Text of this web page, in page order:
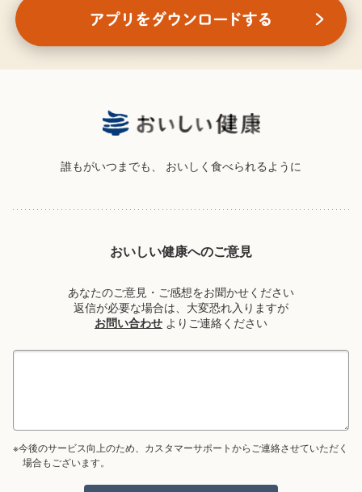
誰もがいつまでも、 おいしく食べられるように
おいしい健康へのご意見
あなたのご意見・ご感想をお聞かせください
返信が必要な場合は、大変恐れ入りますが
お問い合わせ よりご連絡ください
※今後のサービス向上のため、カスタマーサポートからご連絡させていただく
場合もございます。